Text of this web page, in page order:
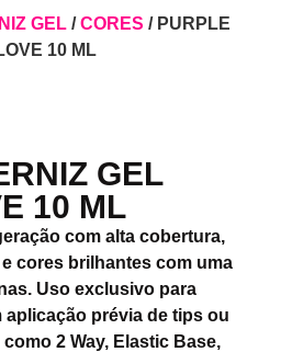
GEL /CORES / PURPLE
10 ML
GEL
10 ML
com alta cobertura,
cores brilhantes com uma
Uso exclusivo para
prévia de tips ou
2 Way, Elastic Base,